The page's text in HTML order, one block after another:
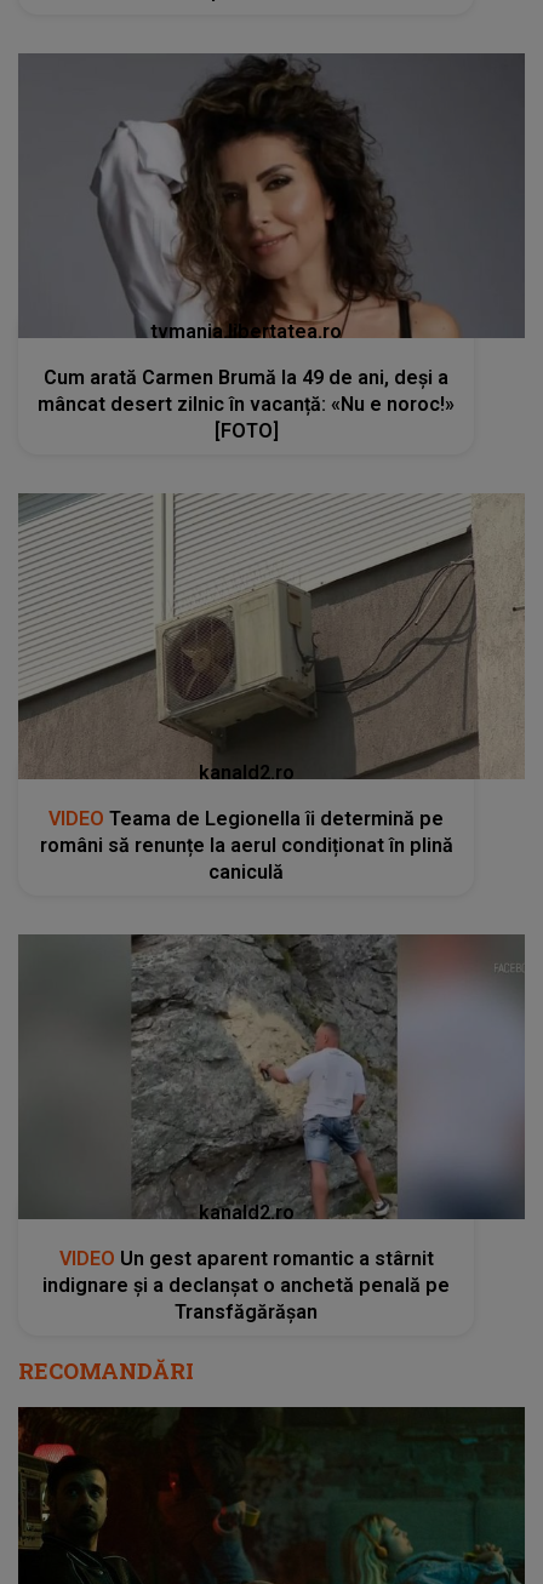
tvmania.libertatea.ro
Cum arată Carmen Brumă la 49 de ani, deși a
mâncat desert zilnic în vacanță: «Nu e noroc!»
[FOTO]
kanald2.ro
VIDEO Teama de Legionella îi determină pe
români să renunțe la aerul condiționat în plină
caniculă
kanald2.ro
VIDEO Un gest aparent romantic a stârnit
indignare și a declanșat o anchetă penală pe
Transfăgărășan
RECOMANDĂRI